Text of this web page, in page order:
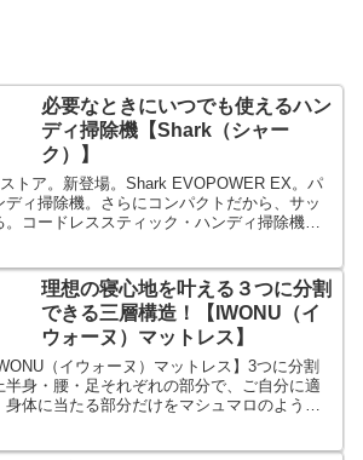
必要なときにいつでも使えるハン
ディ掃除機【Shark（シャー
ク）】
トア。新登場。Shark EVOPOWER EX。パ
ィ掃除機。さらにコンパクトだから、サッ
コードレススティック・ハンディ掃除機、
理想の寝心地を叶える３つに分割
できる三層構造！【IWONU（イ
ウォーヌ）マットレス】
（イウォーヌ）マットレス】3つに分割
身・腰・足それぞれの部分で、ご自分に適
身体に当たる部分だけをマシュマロのように